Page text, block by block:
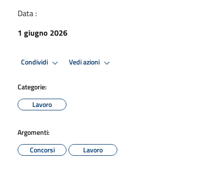
Data :
1 giugno 2026
Condividi Vedi azioni
Categorie:
Lavoro
Argomenti:
Concorsi
Lavoro